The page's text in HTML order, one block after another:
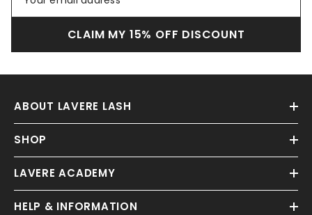
CLAIM MY 15% OFF DISCOUNT
ABOUT LAVERE LASH
SHOP
LAVERE ACADEMY
HELP & INFORMATION